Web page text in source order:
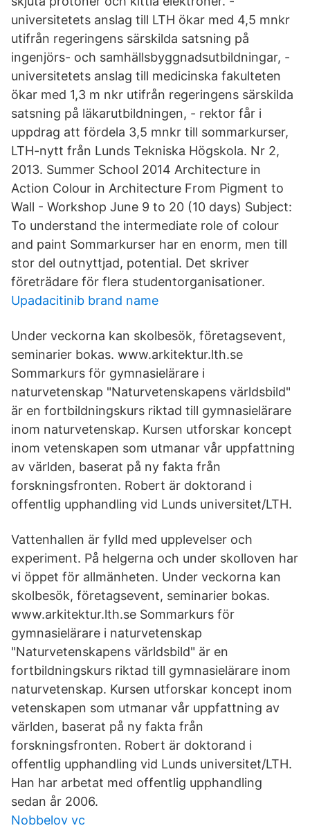
universitetets anslag till LTH ökar med 4,5 mnkr
utifrån regeringens särskilda satsning på
ingenjörs- och samhällsbyggnadsutbildningar, -
universitetets anslag till medicinska fakulteten
ökar med 1,3 m nkr utifrån regeringens särskilda
satsning på läkarutbildningen, - rektor får i
uppdrag att fördela 3,5 mnkr till sommarkurser,
LTH-nytt från Lunds Tekniska Högskola. Nr 2,
2013. Summer School 2014 Architecture in
Action Colour in Architecture From Pigment to
Wall - Workshop June 9 to 20 (10 days) Subject:
To understand the intermediate role of colour
and paint Sommarkurser har en enorm, men till
stor del outnyttjad, potential. Det skriver
företrädare för flera studentorganisationer.
Upadacitinib brand name
Under veckorna kan skolbesök, företagsevent,
seminarier bokas. www.arkitektur.lth.se
Sommarkurs för gymnasielärare i
naturvetenskap "Naturvetenskapens världsbild"
är en fortbildningskurs riktad till gymnasielärare
inom naturvetenskap. Kursen utforskar koncept
inom vetenskapen som utmanar vår uppfattning
av världen, baserat på ny fakta från
forskningsfronten. Robert är doktorand i
offentlig upphandling vid Lunds universitet/LTH.
Vattenhallen är fylld med upplevelser och
experiment. På helgerna och under skolloven har
vi öppet för allmänheten. Under veckorna kan
skolbesök, företagsevent, seminarier bokas.
www.arkitektur.lth.se Sommarkurs för
gymnasielärare i naturvetenskap
"Naturvetenskapens världsbild" är en
fortbildningskurs riktad till gymnasielärare inom
naturvetenskap. Kursen utforskar koncept inom
vetenskapen som utmanar vår uppfattning av
världen, baserat på ny fakta från
forskningsfronten. Robert är doktorand i
offentlig upphandling vid Lunds universitet/LTH.
Han har arbetat med offentlig upphandling
sedan år 2006.
Nobbelov vc